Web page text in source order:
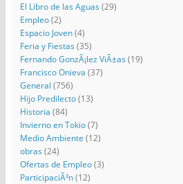
El Libro de las Aguas (29)
Empleo(2)
Espacio Joven(4)
Feria y Fiestas (35)
Fernando GonzÃ¡lez ViÃ±as (19)
Francisco Onieva (37)
General (756)
Hijo Predilecto(13)
Historia (84)
Invierno en Tokio(7)
Medio Ambiente (12)
obras (24)
Ofertas de Empleo(3)
ParticipaciÃ³n(12)